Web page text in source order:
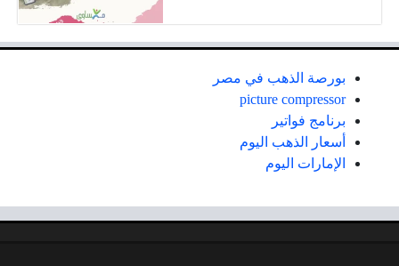
بورصة الذهب في مصر
picture compressor
برنامج فواتير
أسعار الذهب اليوم
الإمارات اليوم